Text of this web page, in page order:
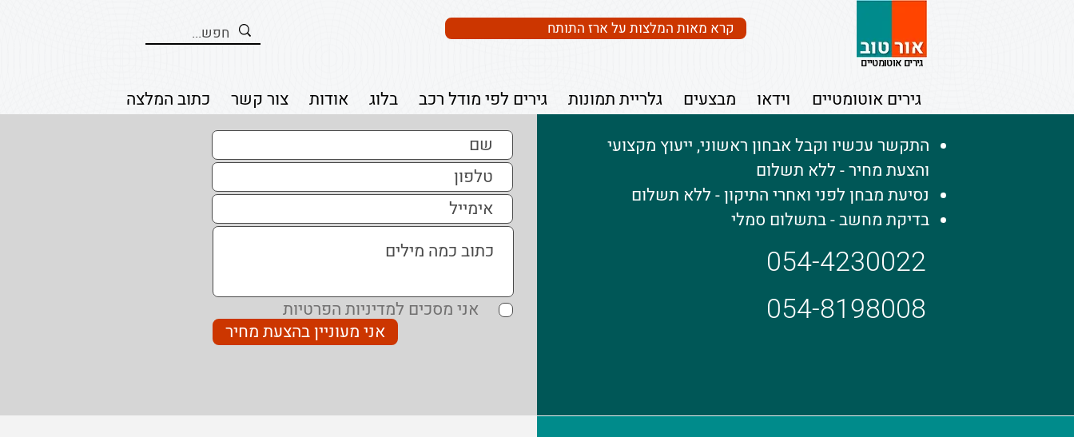
קרא מאות המלצות על ארז התותח
גירים אוטומטיים
גירים אוטומטיים וידאו מבצעים גלריית תמונות גירים לפי מודל רכב בלוג אודות צור קשר כתוב המלצה
אני מסכים למדיניות הפרטיות
אני מעוניין בהצעת מחיר
התקשר עכשיו וקבל אבחון ראשוני, ייעוץ מקצועי
והצעת מחיר - ללא תשלום
נסיעת מבחן לפני ואחרי התיקון - ללא תשלום
בדיקת מחשב - בתשלום סמלי​
054-4230022
054-8198008